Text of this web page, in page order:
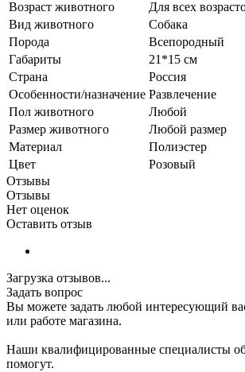
Возраст животного
Для всех
Вид животного
Собака
Порода
Всепородный
Габариты
21*15 см
Страна
Россия
Особенности/назначение Развлечение
Пол животного
Любой
Размер животного
Любой размер
Материал
Полиэстер
Цвет
Розовый
Отзывы
Отзывы
Нет оценок
Оставить отзыв
Загрузка отзывов...
Задать вопрос
Вы можете задать любой интересующий
или работе магазина.
Наши квалифицированные специалисты
помогут.